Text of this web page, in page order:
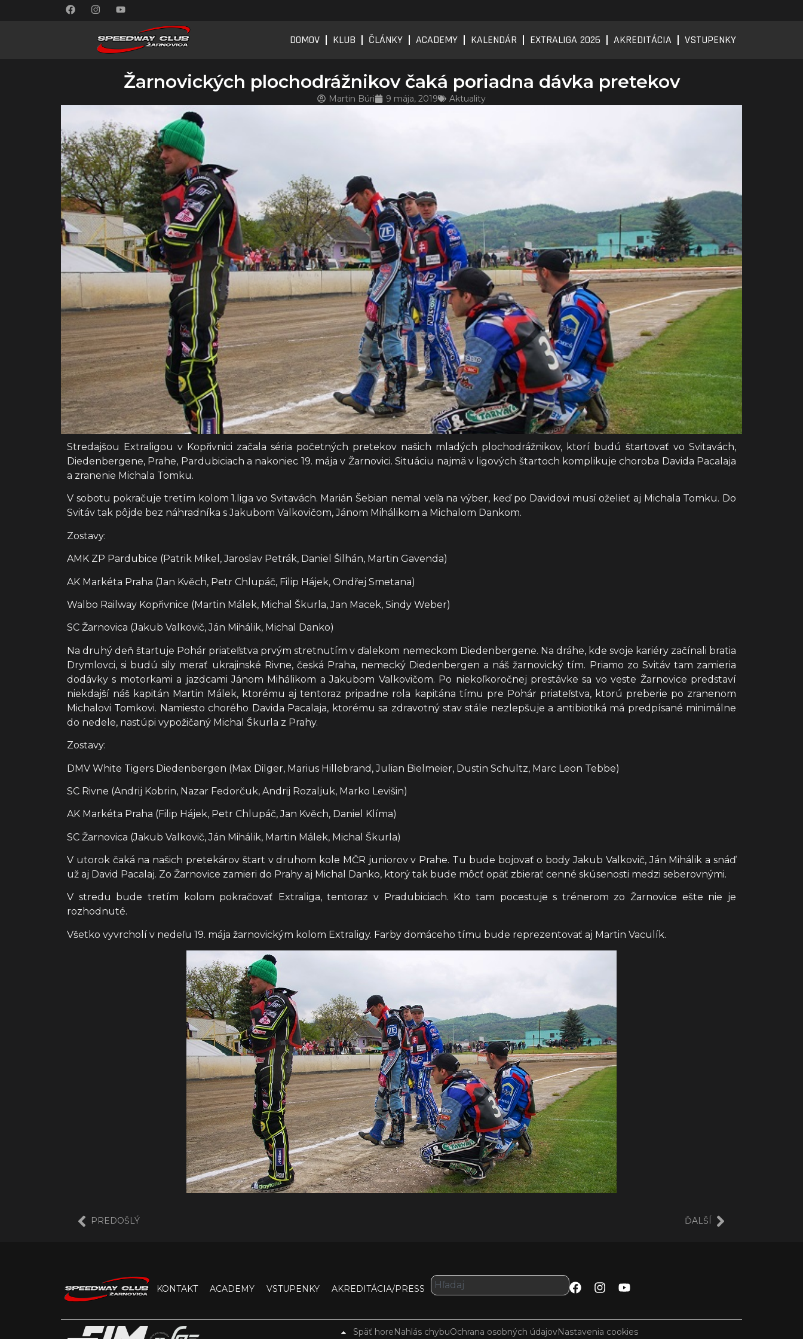
DOMOV KLUB ČLÁNKY ACADEMY KALENDÁR EXTRALIGA 2026 AKREDITÁCIA VSTUPENKY
Žarnovických plochodrážnikov čaká poriadna dávka pretekov
Martin Búri 9 mája, 2019 Aktuality
Stredajšou Extraligou v Kopřivnici začala séria početných pretekov našich mladých plochodrážnikov, ktorí budú štartovať vo Svitavách,
Diedenbergene, Prahe, Pardubiciach a nakoniec 19. mája v Žarnovici. Situáciu najmä v ligových štartoch komplikuje choroba Davida Pacalaja
a zranenie Michala Tomku.
V sobotu pokračuje tretím kolom 1.liga vo Svitavách. Marián Šebian nemal veľa na výber, keď po Davidovi musí oželieť aj Michala Tomku. Do
Svitáv tak pôjde bez náhradníka s Jakubom Valkovičom, Jánom Mihálikom a Michalom Dankom.
Zostavy:
AMK ZP Pardubice (Patrik Mikel, Jaroslav Petrák, Daniel Šilhán, Martin Gavenda)
AK Markéta Praha (Jan Kvěch, Petr Chlupáč, Filip Hájek, Ondřej Smetana)
Walbo Railway Kopřivnice (Martin Málek, Michal Škurla, Jan Macek, Sindy Weber)
SC Žarnovica (Jakub Valkovič, Ján Mihálik, Michal Danko)
Na druhý deň štartuje Pohár priateľstva prvým stretnutím v ďalekom nemeckom Diedenbergene. Na dráhe, kde svoje kariéry začínali bratia
Drymlovci, si budú sily merať ukrajinské Rivne, česká Praha, nemecký Diedenbergen a náš žarnovický tím. Priamo zo Svitáv tam zamieria
dodávky s motorkami a jazdcami Jánom Mihálikom a Jakubom Valkovičom. Po niekoľkoročnej prestávke sa vo veste Žarnovice predstaví
niekdajší náš kapitán Martin Málek, ktorému aj tentoraz pripadne rola kapitána tímu pre Pohár priateľstva, ktorú preberie po zranenom
Michalovi Tomkovi. Namiesto chorého Davida Pacalaja, ktorému sa zdravotný stav stále nezlepšuje a antibiotiká má predpísané minimálne
do nedele, nastúpi vypožičaný Michal Škurla z Prahy.
Zostavy:
DMV White Tigers Diedenbergen (Max Dilger, Marius Hillebrand, Julian Bielmeier, Dustin Schultz, Marc Leon Tebbe)
SC Rivne (Andrij Kobrin, Nazar Fedorčuk, Andrij Rozaljuk, Marko Levišin)
AK Markéta Praha (Filip Hájek, Petr Chlupáč, Jan Kvěch, Daniel Klíma)
SC Žarnovica (Jakub Valkovič, Ján Mihálik, Martin Málek, Michal Škurla)
V utorok čaká na našich pretekárov štart v druhom kole MČR juniorov v Prahe. Tu bude bojovať o body Jakub Valkovič, Ján Mihálik a snáď
už aj David Pacalaj. Zo Žarnovice zamieri do Prahy aj Michal Danko, ktorý tak bude môcť opäť zbierať cenné skúsenosti medzi seberovnými.
V stredu bude tretím kolom pokračovať Extraliga, tentoraz v Pradubiciach. Kto tam pocestuje s trénerom zo Žarnovice ešte nie je
rozhodnuté.
Všetko vyvrcholí v nedeľu 19. mája žarnovickým kolom Extraligy. Farby domáceho tímu bude reprezentovať aj Martin Vaculík.
PREDOŠLÝ ĎALŠÍ
KONTAKT ACADEMY VSTUPENKY AKREDITÁCIA/PRESS
Späť horeNahlás chybuOchrana osobných údajovNastavenia cookies